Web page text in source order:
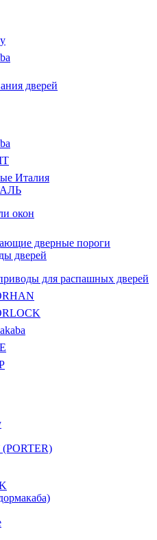
дверей
Италия
окон
дверные пороги
дверей
для распашных дверей